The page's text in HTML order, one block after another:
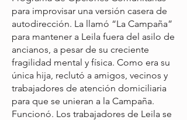
para improvisar una versión casera de
autodirección. La llamó “La Campaña”
para mantener a Leila fuera del asilo de
ancianos, a pesar de su creciente
fragilidad mental y física. Como era su
única hija, reclutó a amigos, vecinos y
trabajadores de atención domiciliaria
para que se unieran a la Campaña.
Funcionó. Los trabajadores de Leila se